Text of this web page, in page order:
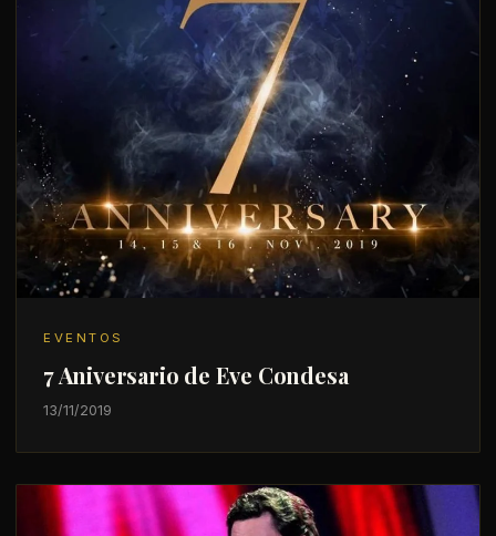
EVENTOS
7 Aniversario de Eve Condesa
13/11/2019